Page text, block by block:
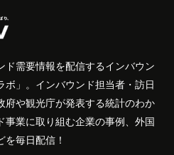
需要情報を配信するインバウン
ボ」。インバウンド担当者・訪日
府や観光庁が発表する統計のわか
事業に取り組む企業の事例、外国
毎日配信！